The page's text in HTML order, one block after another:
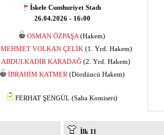
İskele Cumhuriyet Stadı
26.04.2026 - 16:00
OSMAN ÖZPAŞA (Hakem)
MEHMET VOLKAN ÇELİK(1. Yrd. Hakem)
ABDULKADİR KARADAĞ (2. Yrd. Hakem)
İBRAHİM KATMER (Dördüncü Hakem)
FERHAT ŞENGÜL (Saha Komiseri)
İlk 11